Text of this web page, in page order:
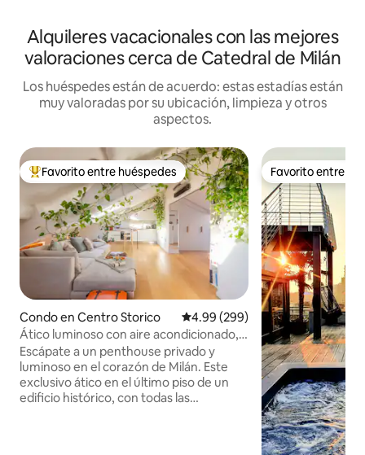
Alquileres vacacionales con las mejores
valoraciones cerca de Catedral de Milán
Los huéspedes están de acuerdo: estas estadías están
muy valoradas por su ubicación, limpieza y otros
aspectos.
Favorito entre huéspedes preferido
Favorito entre huéspedes
Condo en Centro Storico Calificación promedio: 4.99 de
4.99 (299)
Ático luminoso con aire acondicionado,
céntrico y tranquilo
Escápate a un penthouse privado y
luminoso en el corazón de Milán. Este
exclusivo ático en el último piso de un
edificio histórico, con todas las
Favorito entre
Favorito entre